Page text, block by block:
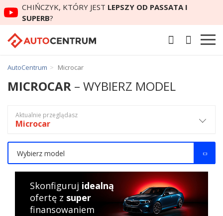
CHIŃCZYK, KTÓRY JEST LEPSZY OD PASSATA I
SUPERB?
AutoCentrum Microcar
MICROCAR – WYBIERZ MODEL
Aktualnie przeglądasz
Microcar
Wybierz model
Skonfiguruj idealną
ofertę z super
finansowaniem